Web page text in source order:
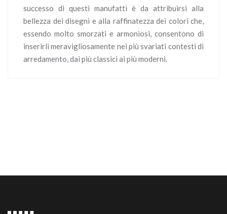
successo di questi manufatti è da attribuirsi alla
bellezza dei disegni e alla raffinatezza dei colori che,
essendo molto smorzati e armoniosi, consentono di
inserirli meravigliosamente nei più svariati contesti di
arredamento, dai più classici ai più moderni.